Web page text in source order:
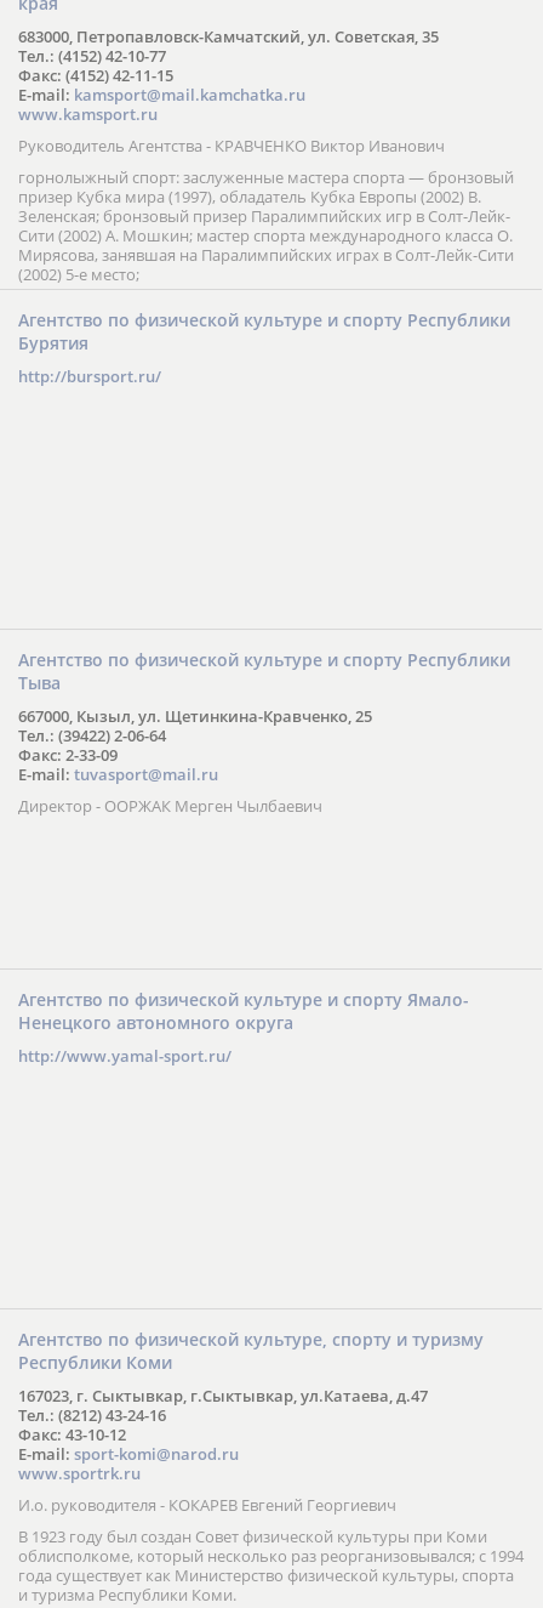
683000, Петропавловск-Камчатский, ул. Советская, 35
Тел.: (4152) 42-10-77
Факс: (4152) 42-11-15
E-mail: kamsport@mail.kamchatka.ru
www.kamsport.ru
Руководитель Агентства - КРАВЧЕНКО Виктор Иванович
горнолыжный спорт: заслуженные мастера спорта — бронзовый
призер Кубка мира (1997), обладатель Кубка Европы (2002) В.
Зеленская; бронзовый призер Паралимпийских игр в Солт-Лейк-
Сити (2002) А. Мошкин; мастер спорта международного класса О.
Мирясова, занявшая на Паралимпийских играх в Солт-Лейк-Сити
(2002) 5-е место;
Агентство по физической культуре и спорту Республики
Бурятия
http://bursport.ru/
Агентство по физической культуре и спорту Республики
Тыва
667000, Кызыл, ул. Щетинкина-Кравченко, 25
Тел.: (39422) 2-06-64
Факс: 2-33-09
E-mail: tuvasport@mail.ru
Директор - ООРЖАК Мерген Чылбаевич
Агентство по физической культуре и спорту Ямало-
Ненецкого автономного округа
http://www.yamal-sport.ru/
Агентство по физической культуре, спорту и туризму
Республики Коми
167023, г. Сыктывкар, г.Сыктывкар, ул.Катаева, д.47
Тел.: (8212) 43-24-16
Факс: 43-10-12
E-mail: sport-komi@narod.ru
www.sportrk.ru
И.о. руководителя - КОКАРЕВ Евгений Георгиевич
В 1923 году был создан Совет физической культуры при Коми
облисполкоме, который несколько раз реорганизовывался; с 1994
года существует как Министерство физической культуры, спорта
и туризма Республики Коми.